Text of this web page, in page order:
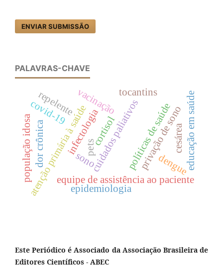
ENVIAR SUBMISSÃO
PALAVRAS-CHAVE
equipe de assistência ao paciente
cuidados paliativos
atenção primária à saúde políticas de saúde
vacinação
covid-19
população idosa infectologia
sono privação de sono
repelente educação em saúde
epidemiologia
dengue
tocantins
dor crônica cortisol
pets cesárea
Este Periódico é Associado da Associação Brasileira de
Editores Científicos - ABEC